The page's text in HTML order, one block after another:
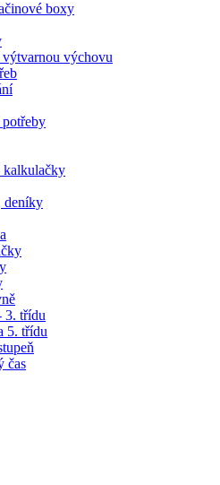
boxy
výchovu
potřeby
kalkulačky
deníky
3. třídu
5. třídu
čas